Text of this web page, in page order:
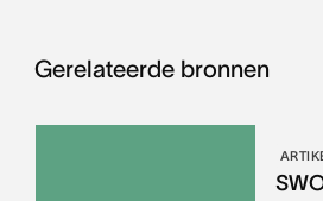
Gerelateerde bronnen